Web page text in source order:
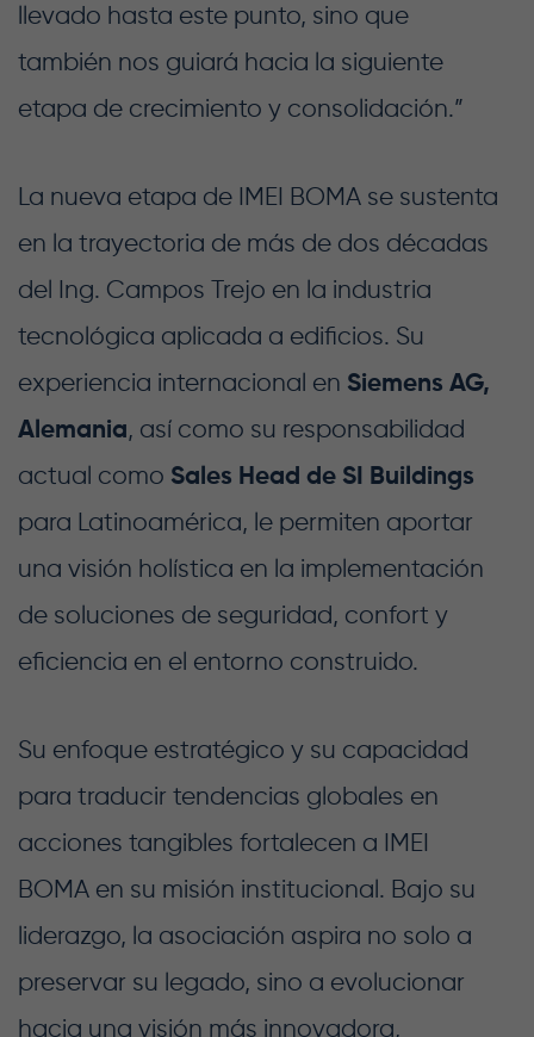
llevado hasta este punto, sino que
también nos guiará hacia la siguiente
etapa de crecimiento y consolidación.”
La nueva etapa de IMEI BOMA se sustenta
en la trayectoria de más de dos décadas
del Ing. Campos Trejo en la industria
tecnológica aplicada a edificios. Su
experiencia internacional en Siemens AG,
Alemania, así como su responsabilidad
actual como Sales Head de SI Buildings
para Latinoamérica, le permiten aportar
una visión holística en la implementación
de soluciones de seguridad, confort y
eficiencia en el entorno construido.
Su enfoque estratégico y su capacidad
para traducir tendencias globales en
acciones tangibles fortalecen a IMEI
BOMA en su misión institucional. Bajo su
liderazgo, la asociación aspira no solo a
preservar su legado, sino a evolucionar
hacia una visión más innovadora,